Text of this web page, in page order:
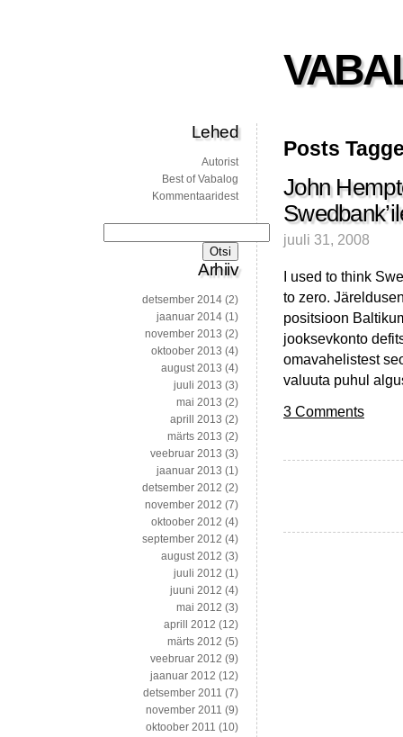
Posts
John
juuli 31, 2008
I used to think
to zero.
positsioon
jooksevkonto
omavahelistest
valuuta puhul
3 Comments
Lehed
Autorist
Best of Vabalog
Kommentaaridest
Arhiiv
detsember 2014 (2)
jaanuar 2014 (1)
november 2013 (2)
oktoober 2013 (4)
august 2013 (4)
juuli 2013 (3)
mai 2013 (2)
aprill 2013 (2)
märts 2013 (2)
veebruar 2013 (3)
jaanuar 2013 (1)
detsember 2012 (2)
november 2012 (7)
oktoober 2012 (4)
september 2012 (4)
august 2012 (3)
juuli 2012 (1)
juuni 2012 (4)
mai 2012 (3)
aprill 2012 (12)
märts 2012 (5)
veebruar 2012 (9)
jaanuar 2012 (12)
detsember 2011 (7)
november 2011 (9)
oktoober 2011 (10)